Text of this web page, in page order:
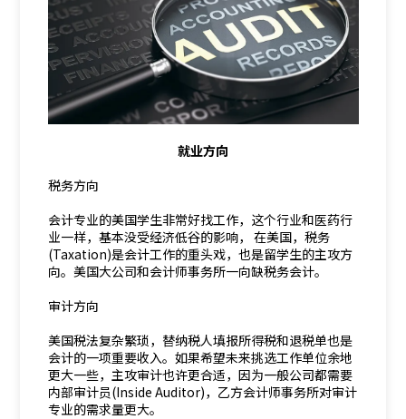
就业方向
税务方向
会计专业的美国学生非常好找工作，这个行业和医药行
业一样，基本没受经济低谷的影响， 在美国，税务
(Taxation)是会计工作的重头戏，也是留学生的主攻方
向。美国大公司和会计师事务所一向缺税务会计。
审计方向
美国税法复杂繁琐，替纳税人填报所得税和退税单也是
会计的一项重要收入。如果希望未来挑选工作单位余地
更大一些，主攻审计也许更合适，因为一般公司都需要
内部审计员(Inside Auditor)，乙方会计师事务所对审计
专业的需求量更大。